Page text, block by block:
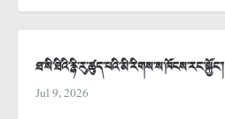
ཐ་སི་ཐིའི་རྙི་རུ་ཚུད་པའི་མི་རིགས་ས་ཁོངས་རང་སྐྱོང་།
Jul 9, 2026